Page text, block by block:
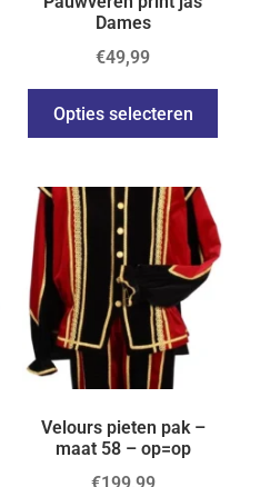
Dames
€49,99
Opties selecteren
Velours pieten pak –
maat 58 – op=op